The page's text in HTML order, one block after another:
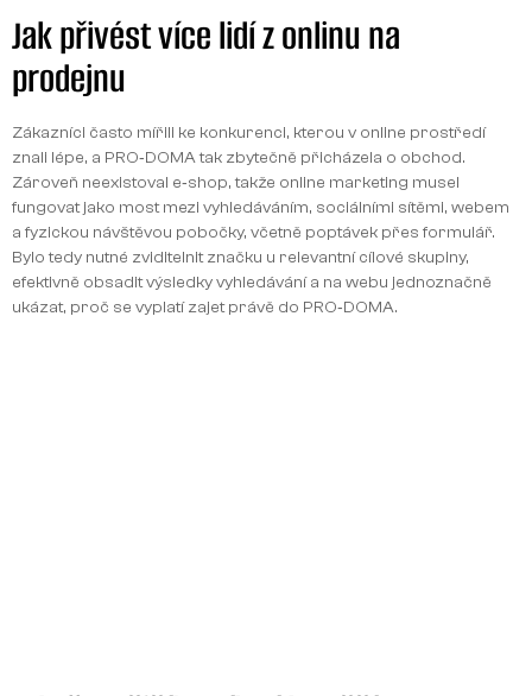
Jak přivést více lidí z onlinu na
prodejnu
Zákazníci často mířili ke konkurenci, kterou v online prostředí
znali lépe, a PRO‑DOMA tak zbytečně přicházela o obchod.
Zároveň neexistoval e‑shop, takže online marketing musel
fungovat jako most mezi vyhledáváním, sociálními sítěmi, webem
a fyzickou návštěvou pobočky, včetně poptávek přes formulář.
Bylo tedy nutné zviditelnit značku u relevantní cílové skupiny,
efektivně obsadit výsledky vyhledávání a na webu jednoznačně
ukázat, proč se vyplatí zajet právě do PRO‑DOMA.